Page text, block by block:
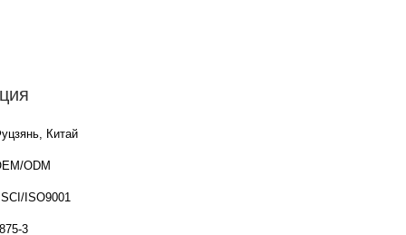
Китай
ODM
ISO9001
3